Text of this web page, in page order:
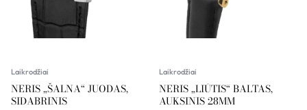
Laikrodžiai
NERIS „ŠALNA“ JUODAS,
SIDABRINIS
Laikrodžiai
NERIS „LIŪTIS“ BALTAS,
AUKSINIS 28MM